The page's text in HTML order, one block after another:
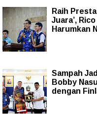
Raih
Juara’,
Harumkan
Sampah
Bobby
dengan